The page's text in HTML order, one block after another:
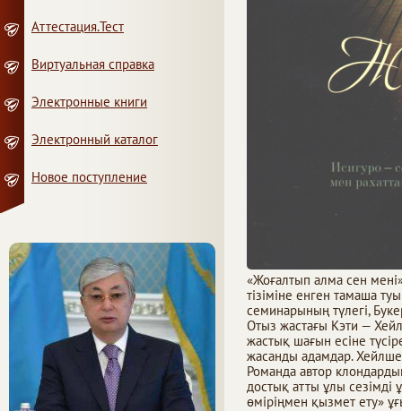
«Жоғалтып алма сен
тізіміне енген тамаша
семинарының түлегі,
Отыз жастағы Кэти —
жастық шағын есіне
жасанды адамдар.
Романда автор
достық атты ұлы сезімді
өміріңмен қызмет ету»
Аттестация.Тест
Виртуальная справка
Электронные книги
Электронный каталог
Новое поступление